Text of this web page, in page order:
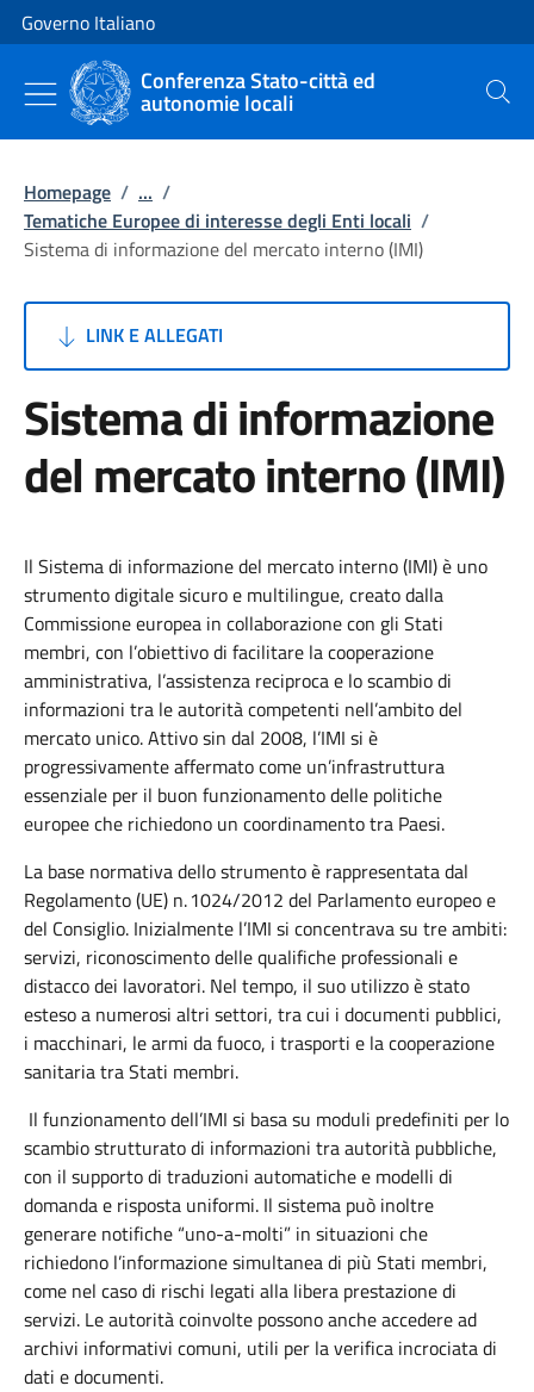
Vai al contenuto
Vai alla navigazione del sito
Governo Italiano
Conferenza Stato-città ed
autonomie locali Cerca
Homepage / ... /
Tematiche Europee di interesse degli Enti locali /
Sistema di informazione del mercato interno (IMI)
LINK E ALLEGATI
Sistema di informazione
del mercato interno (IMI)
Il Sistema di informazione del mercato interno (IMI) è uno
strumento digitale sicuro e multilingue, creato dalla
Commissione europea in collaborazione con gli Stati
membri, con l’obiettivo di facilitare la cooperazione
amministrativa, l’assistenza reciproca e lo scambio di
informazioni tra le autorità competenti nell’ambito del
mercato unico. Attivo sin dal 2008, l’IMI si è
progressivamente affermato come un’infrastruttura
essenziale per il buon funzionamento delle politiche
europee che richiedono un coordinamento tra Paesi.
La base normativa dello strumento è rappresentata dal
Regolamento (UE) n. 1024/2012 del Parlamento europeo e
del Consiglio. Inizialmente l’IMI si concentrava su tre ambiti:
servizi, riconoscimento delle qualifiche professionali e
distacco dei lavoratori. Nel tempo, il suo utilizzo è stato
esteso a numerosi altri settori, tra cui i documenti pubblici,
i macchinari, le armi da fuoco, i trasporti e la cooperazione
sanitaria tra Stati membri.
Il funzionamento dell’IMI si basa su moduli predefiniti per lo
scambio strutturato di informazioni tra autorità pubbliche,
con il supporto di traduzioni automatiche e modelli di
domanda e risposta uniformi. Il sistema può inoltre
generare notifiche “uno-a-molti” in situazioni che
richiedono l’informazione simultanea di più Stati membri,
come nel caso di rischi legati alla libera prestazione di
servizi. Le autorità coinvolte possono anche accedere ad
archivi informativi comuni, utili per la verifica incrociata di
dati e documenti.